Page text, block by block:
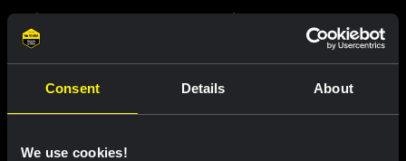
Consent Details About
We use cookies!
US$ 35,34 US$ 35,34